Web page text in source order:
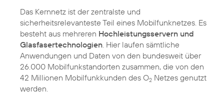
Das Kernnetz ist der zentralste und
sicherheitsrelevanteste Teil eines Mobilfunknetzes. Es
besteht aus mehreren Hochleistungsservern und
Glasfasertechnologien . Hier laufen sämtliche
Anwendungen und Daten von den bundesweit über
26.000 Mobilfunkstandorten zusammen, die von den
42 Millionen Mobilfunkkunden des O2 Netzes genutzt
werden.